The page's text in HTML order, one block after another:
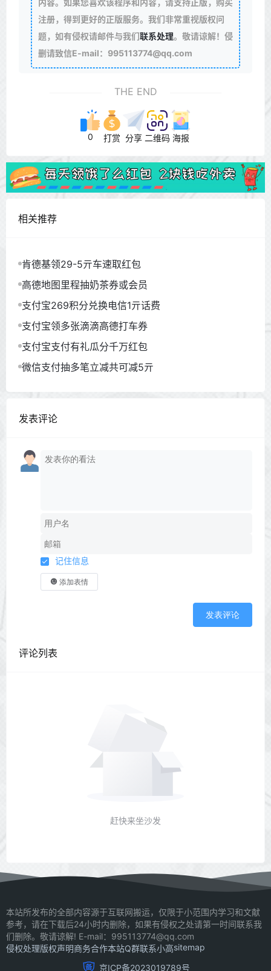
内容。如果您喜欢该程序和内容，请支持正版，购买
注册，得到更好的正版服务。我们非常重视版权问
题，如有侵权请邮件与我们联系处理。敬请谅解！侵
删请致信E-mail：995113774@qq.com
THE END
0 打赏 分享 二维码 海报
相关推荐
肯德基领29-5亓车速取红包
高德地图里程抽奶茶券或会员
支付宝269积分兑换电信1亓话费
支付宝领多张滴滴高德打车券
支付宝支付有礼瓜分千万红包
微信支付抽多笔立减共可减5亓
发表评论
记住信息
添加表情
发表评论
评论列表
赶快来坐沙发
本站所发布的全部内容源于互联网搬运，仅限于小范围内学习和文献
参考，请在下载后24小时内删除，如果有侵权之处请第一时间联系我
们删除。敬请谅解! E-mail：995113774@qq.com
侵权处理版权声明商务合作本站Q群联系小高sitemap
京ICP备2023019789号